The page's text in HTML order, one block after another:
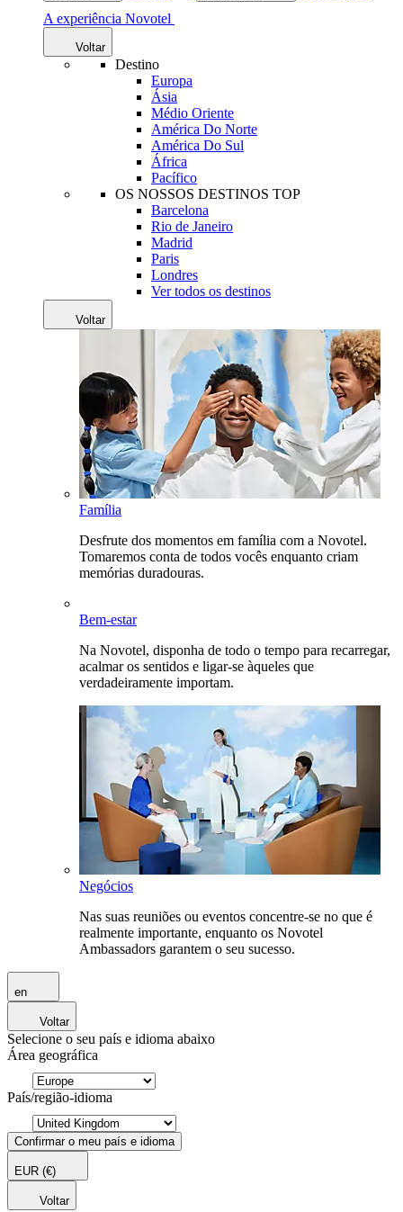
A experiência Novotel
Voltar
Destino
Europa
Ásia
Médio Oriente
América Do Norte
América Do Sul
África
Pacífico
OS NOSSOS DESTINOS TOP
Barcelona
Rio de Janeiro
Madrid
Paris
Londres
Ver todos os destinos
Voltar
Família
Desfrute dos momentos em família com a Novotel.
Tomaremos conta de todos vocês enquanto criam
memórias duradouras.
Bem-estar
Na Novotel, disponha de todo o tempo para recarregar,
acalmar os sentidos e ligar-se àqueles que
verdadeiramente importam.
Negócios
Nas suas reuniões ou eventos concentre-se no que é
realmente importante, enquanto os Novotel
Ambassadors garantem o seu sucesso.
en
Voltar
Selecione o seu país e idioma abaixo
Área geográfica
País/região-idioma
Confirmar o meu país e idioma
EUR (€)
Voltar